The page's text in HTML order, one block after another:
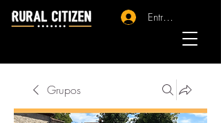
Entrar - Registro
Grupos